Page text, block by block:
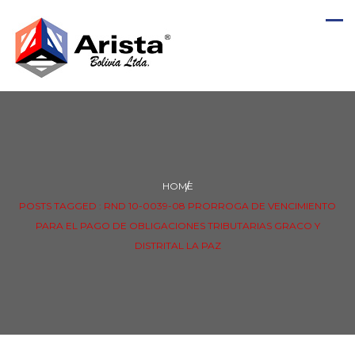
HOME
POSTS TAGGED : RND 10-0039-08 PRORROGA DE VENCIMIENTO
PARA EL PAGO DE OBLIGACIONES TRIBUTARIAS GRACO Y
DISTRITAL LA PAZ